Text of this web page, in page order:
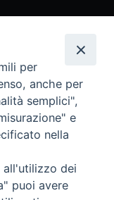
per
anche per
semplici",
e
nella
all'utilizzo dei
puoi avere